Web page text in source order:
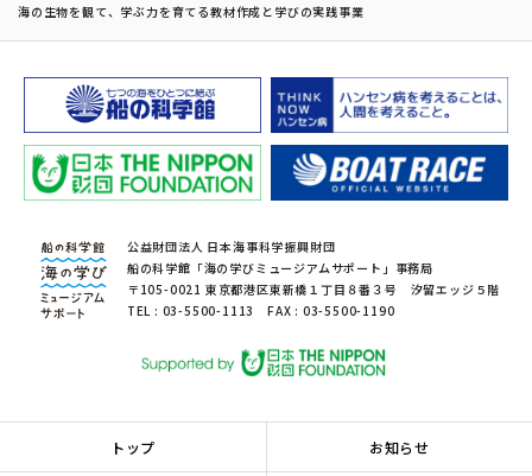
海の生物を観て、学ぶ力を育てる教材作成と学びの実践事業
公益財団法人 日本海事科学振興財団
船の科学館「海の学びミュージアムサポート」事務局
〒105-0021 東京都港区東新橋１丁目８番３号 汐留エッジ５階
TEL : 03-5500-1113 FAX : 03-5500-1190
トップ お知らせ